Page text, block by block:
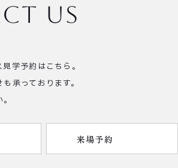
us
学予約はこちら。
承っております。
来場予約